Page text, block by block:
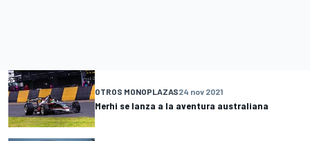
OTROS MONOPLAZAS24 nov 2021
Merhi se lanza a la aventura australiana